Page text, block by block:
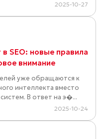
2025-10-27
в SEO: новые правила
внимание
уже обращаются к
интеллекта вместо
В ответ на э�...
2025-10-24